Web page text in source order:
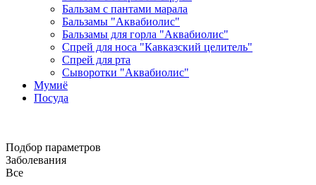
Бальзам с пантами марала
Бальзамы "Аквабиолис"
Бальзамы для горла "Аквабиолис"
Спрей для носа "Кавказский целитель"
Спрей для рта
Сыворотки "Аквабиолис"
Мумиё
Посуда
Подбор параметров
Заболевания
Все